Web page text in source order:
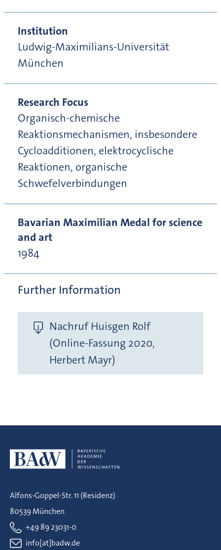
Institution
Ludwig-Maximilians-Universität
München
Research Focus
Organisch-chemische
Reaktionsmechanismen, insbesondere
Cycloadditionen, elektrocyclische
Reaktionen, organische
Schwefelverbindungen
Bavarian Maximilian Medal for science
and art
1984
Further Information
Nachruf Huisgen Rolf
(Online-Fassung 2020,
Herbert Mayr)
Alfons-Goppel-Str. 11 (Residenz)
80539 München
+49 89 23031-0
info[at]badw.de